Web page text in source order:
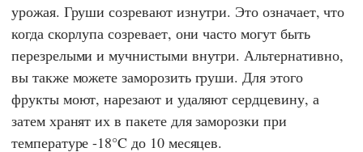
урожая. Груши созревают изнутри. Это означает, что
когда скорлупа созревает, они часто могут быть
перезрелыми и мучнистыми внутри. Альтернативно,
вы также можете заморозить груши. Для этого
фрукты моют, нарезают и удаляют сердцевину, а
затем хранят их в пакете для заморозки при
температуре -18°C до 10 месяцев.